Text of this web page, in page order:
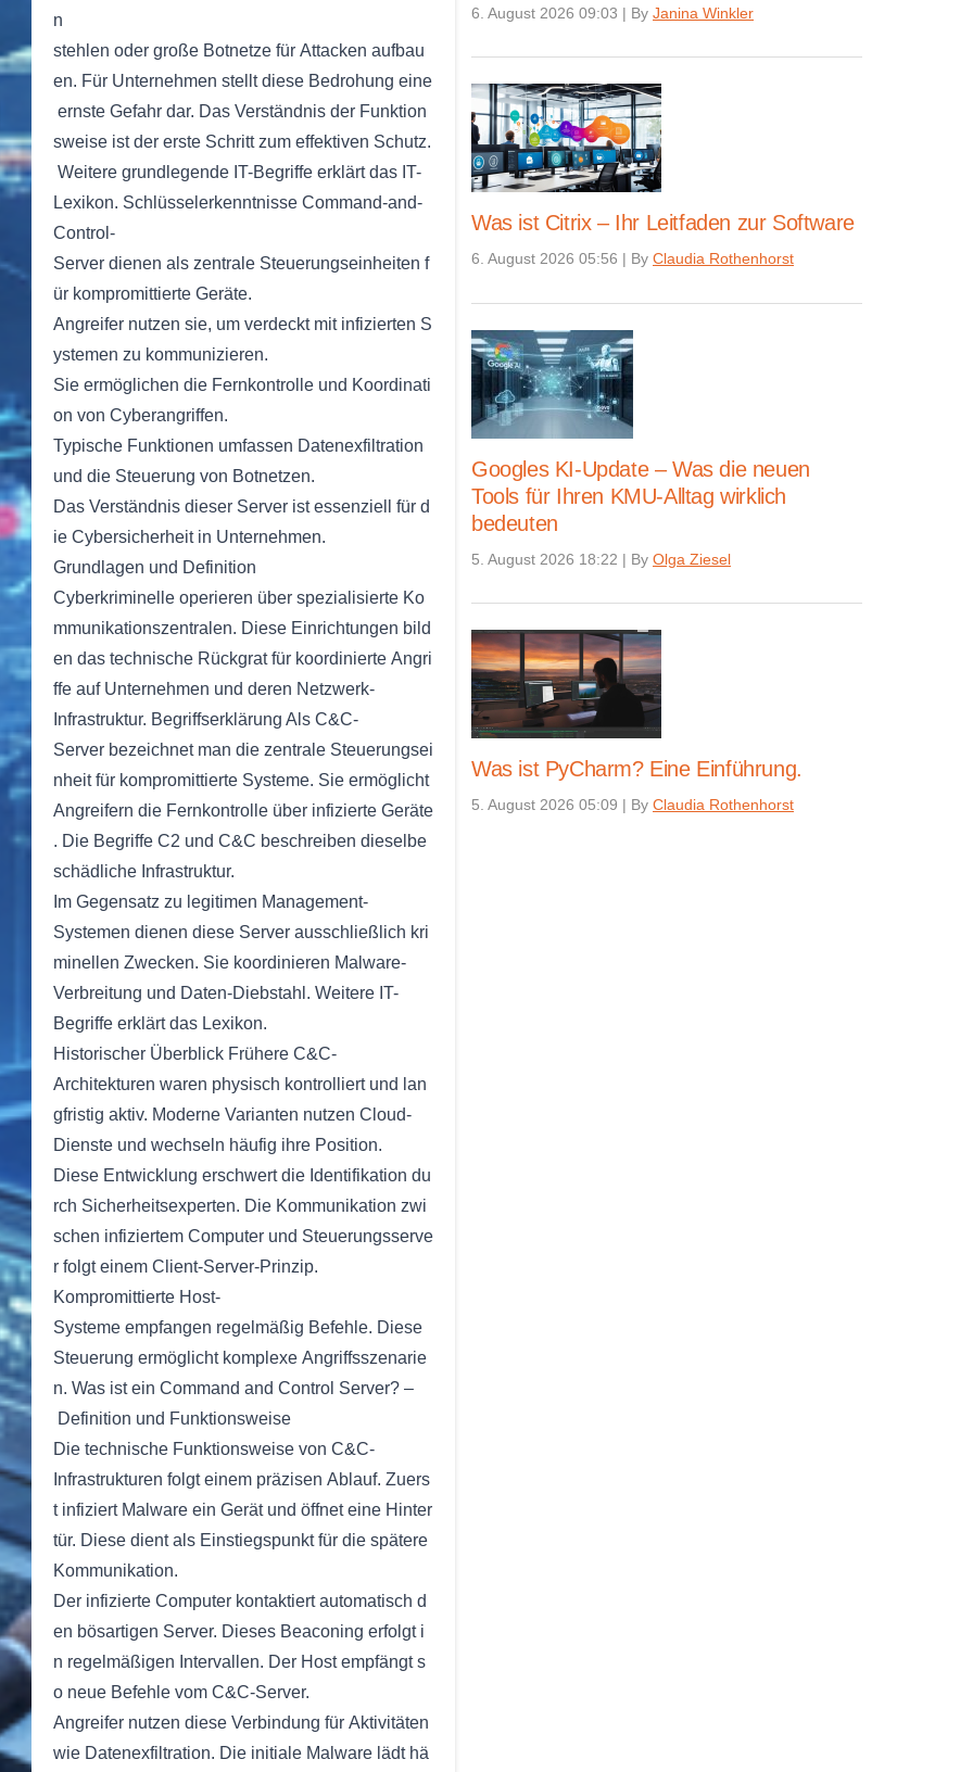
n
stehlen oder große Botnetze für Attacken aufbau
en. Für Unternehmen stellt diese Bedrohung eine
ernste Gefahr dar. Das Verständnis der Funktion
sweise ist der erste Schritt zum effektiven Schutz.
Weitere grundlegende IT-Begriffe erklärt das IT-
Lexikon. Schlüsselerkenntnisse Command-and-
Control-
Server dienen als zentrale Steuerungseinheiten f
ür kompromittierte Geräte.
Angreifer nutzen sie, um verdeckt mit infizierten S
ystemen zu kommunizieren.
Sie ermöglichen die Fernkontrolle und Koordinati
on von Cyberangriffen.
Typische Funktionen umfassen Datenexfiltration
und die Steuerung von Botnetzen.
Das Verständnis dieser Server ist essenziell für d
ie Cybersicherheit in Unternehmen.
Grundlagen und Definition
Cyberkriminelle operieren über spezialisierte Ko
mmunikationszentralen. Diese Einrichtungen bild
en das technische Rückgrat für koordinierte Angri
ffe auf Unternehmen und deren Netzwerk-
Infrastruktur. Begriffserklärung Als C&C-
Server bezeichnet man die zentrale Steuerungsei
nheit für kompromittierte Systeme. Sie ermöglicht
Angreifern die Fernkontrolle über infizierte Geräte
. Die Begriffe C2 und C&C beschreiben dieselbe
schädliche Infrastruktur.
Im Gegensatz zu legitimen Management-
Systemen dienen diese Server ausschließlich kri
minellen Zwecken. Sie koordinieren Malware-
Verbreitung und Daten-Diebstahl. Weitere IT-
Begriffe erklärt das Lexikon.
Historischer Überblick Frühere C&C-
Architekturen waren physisch kontrolliert und lan
gfristig aktiv. Moderne Varianten nutzen Cloud-
Dienste und wechseln häufig ihre Position.
Diese Entwicklung erschwert die Identifikation du
rch Sicherheitsexperten. Die Kommunikation zwi
schen infiziertem Computer und Steuerungsserve
r folgt einem Client-Server-Prinzip.
Kompromittierte Host-
Systeme empfangen regelmäßig Befehle. Diese
Steuerung ermöglicht komplexe Angriffsszenarie
n. Was ist ein Command and Control Server? –
Definition und Funktionsweise
Die technische Funktionsweise von C&C-
Infrastrukturen folgt einem präzisen Ablauf. Zuers
t infiziert Malware ein Gerät und öffnet eine Hinter
tür. Diese dient als Einstiegspunkt für die spätere
Kommunikation.
Der infizierte Computer kontaktiert automatisch d
en bösartigen Server. Dieses Beaconing erfolgt i
n regelmäßigen Intervallen. Der Host empfängt s
o neue Befehle vom C&C-Server.
Angreifer nutzen diese Verbindung für Aktivitäten
wie Datenexfiltration. Die initiale Malware lädt hä
6. August 2026 09:03 | By Janina Winkler
Was ist Citrix – Ihr Leitfaden zur Software
6. August 2026 05:56 | By Claudia Rothenhorst
Googles KI-Update – Was die neuen
Tools für Ihren KMU-Alltag wirklich
bedeuten
5. August 2026 18:22 | By Olga Ziesel
Was ist PyCharm? Eine Einführung.
5. August 2026 05:09 | By Claudia Rothenhorst